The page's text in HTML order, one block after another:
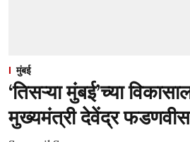
मुंबई
‘तिसऱ्या मुंबई’च्या
मुख्यमंत्री देवेंद्र फडणवीस